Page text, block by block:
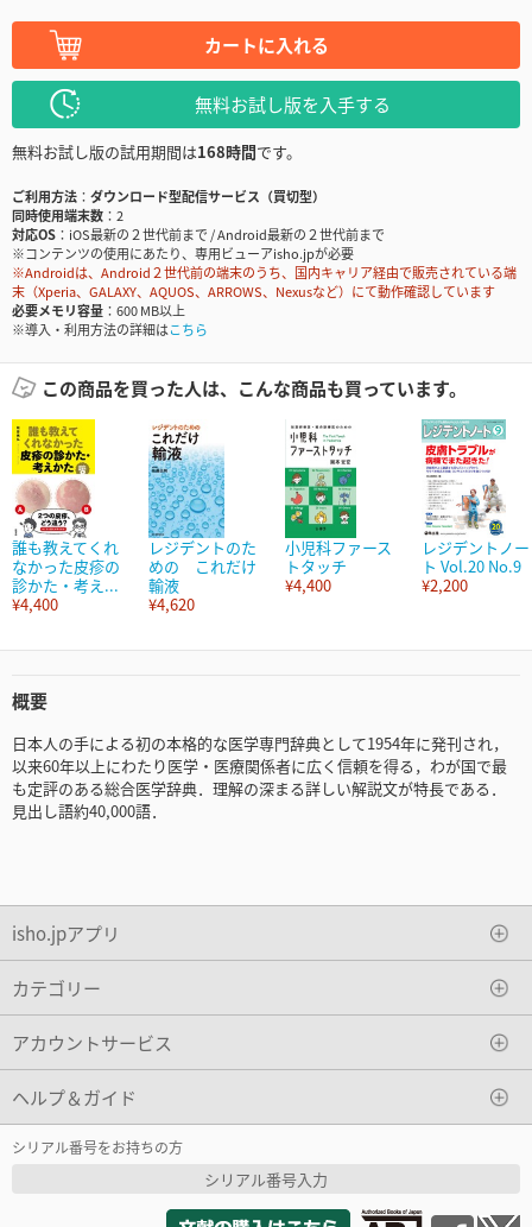
カートに入れる
無料お試し版を入手する
無料お試し版の試用期間は168時間です。
ご利用方法
ダウンロード型配信サービス（買切型）
同時使用端末数
2
対応OS
iOS最新の２世代前まで / Android最新の２世代前まで
※コンテンツの使用にあたり、専用ビューアisho.jpが必要
※Androidは、Android２世代前の端末のうち、国内キャリア経由で販売されている端
末（Xperia、GALAXY、AQUOS、ARROWS、Nexusなど）にて動作確認しています
必要メモリ容量
600 MB以上
※導入・利用方法の詳細はこちら
この商品を買った人は、こんな商品も買っています。
誰も教えてくれ
なかった皮疹の
診かた・考え...
¥4,400
レジデントのた
めの これだけ
輸液
¥4,620
小児科ファース
トタッチ
¥4,400
レジデントノー
ト Vol.20 No.9
¥2,200
概要
日本人の手による初の本格的な医学専門辞典として1954年に発刊され，
以来60年以上にわたり医学・医療関係者に広く信頼を得る，わが国で最
も定評のある総合医学辞典．理解の深まる詳しい解説文が特長である．
見出し語約40,000語．
isho.jpアプリ
カテゴリー
アカウントサービス
ヘルプ＆ガイド
シリアル番号をお持ちの方
シリアル番号入力